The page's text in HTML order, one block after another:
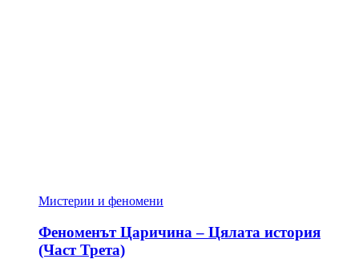
Мистерии и феномени
Феноменът Царичина – Цялата история
(Част Трета)